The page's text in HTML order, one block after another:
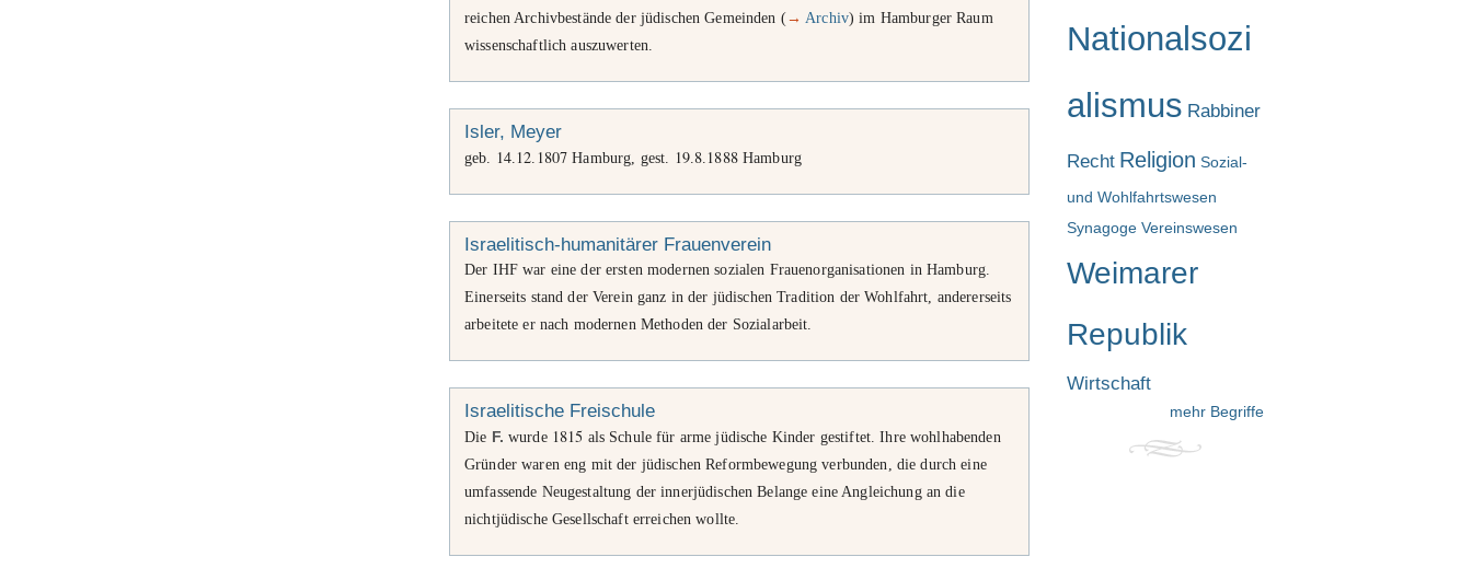
reichen Archivbestände der jüdischen Gemeinden (→ Archiv) im Hamburger Raum
wissenschaftlich auszuwerten.
Isler, Meyer
geb. 14 12 1807 Hamburg, gest. 19. 8 1888Hamburg
Israelitisch-humanitärer Frauenverein
Der IHF war eine der ersten modernen sozialen Frauenorganisationen in Hamburg.
Einerseits stand der Verein ganz in der jüdischen Tradition der Wohlfahrt, andererseits
arbeitete er nach modernen Methoden der Sozialarbeit.
Israelitische Freischule
Die F. wurde 1815 als Schule für arme jüdische Kinder gestiftet. Ihre wohlhabenden
Gründer waren eng mit der jüdischen Reformbewegung verbunden, die durch eine
umfassende Neugestaltung der innerjüdischen Belange eine Angleichung an die
nichtjüdische Gesellschaft erreichen wollte.
Nationalsozi
alismus Rabbiner
Recht Religion Sozial-
und Wohlfahrtswesen
Synagoge Vereinswesen
Weimarer
Republik
Wirtschaft
mehr Begriffe